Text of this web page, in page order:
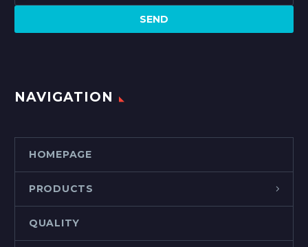
NAVIGATION
HOMEPAGE
PRODUCTS
QUALITY